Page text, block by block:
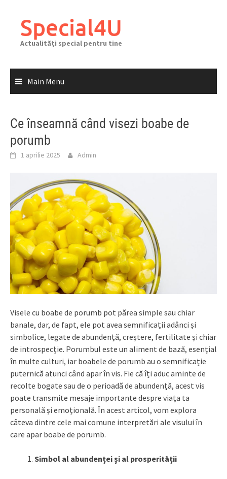
contentSpecial4U
Actualități special pentru tine
Main Menu
Ce înseamnă când visezi boabe de
porumb
1 aprilie 2025 Admin
Visele cu boabe de porumb pot părea simple sau chiar
banale, dar, de fapt, ele pot avea semnificații adânci și
simbolice, legate de abundență, creștere, fertilitate și chiar
de introspecție. Porumbul este un aliment de bază, esențial
în multe culturi, iar boabele de porumb au o semnificație
puternică atunci când apar în vis. Fie că îți aduc aminte de
recolte bogate sau de o perioadă de abundență, acest vis
poate transmite mesaje importante despre viața ta
personală și emoțională. În acest articol, vom explora
câteva dintre cele mai comune interpretări ale visului în
care apar boabe de porumb.
Simbol al abundenței și al prosperității